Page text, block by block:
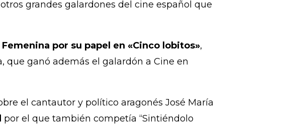
grandes galardones del cine español que
por su papel en «Cinco lobitos»,
que ganó además el galardón a Cine en
el cantautor y político aragonés José María
por el que también competía “Sintiéndolo